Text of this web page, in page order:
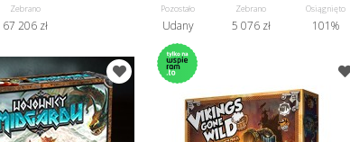
Zebrano
67 206 zł
Pozostało
Udany
Zebrano
5 076 zł
Osiągnięto
101%